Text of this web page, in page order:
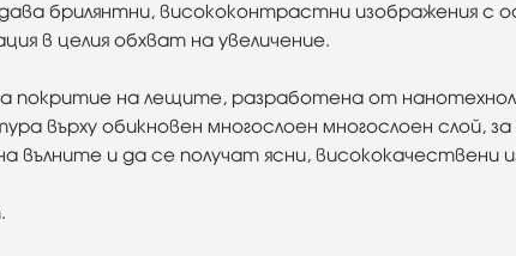
брилянтни, висококонтрастни изображения
в целия обхват на увеличение.
за покритие на лещите, разработена от
върху обикновен многослоен многослоен слой,
вълните и да се получат ясни, висококачествени